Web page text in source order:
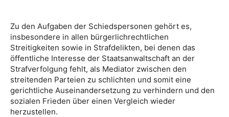
Zu den Aufgaben der Schiedspersonen gehört es,
insbesondere in allen bürgerlichrechtlichen
Streitigkeiten sowie in Strafdelikten, bei denen das
öffentliche Interesse der Staatsanwaltschaft an der
Strafverfolgung fehlt, als Mediator zwischen den
streitenden Parteien zu schlichten und somit eine
gerichtliche Auseinandersetzung zu verhindern und den
sozialen Frieden über einen Vergleich wieder
herzustellen.